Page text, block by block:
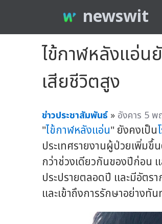
newswit
ไข้กาฬหลังแอ่น
เสียชีวิตสูง
ข่าวประชาสัมพันธ์ » อังคาร 5 พ
"ไข้กาฬหลังแอ่น" ยังคงเป็น
ประเทศรายงานผู้ป่วยเพิ่มขึ้
กว่าช่วงเดียวกันของปีก่อน
ประปรายตลอดปี และมีอัตร
และเข้าถึงการรักษาอย่างทั